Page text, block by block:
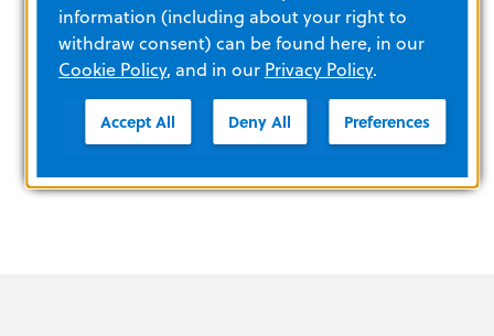
Propaq MD 概述
透過這段 10 分鐘的影片，快速了解關於 Propaq
MD 裝置的更多資訊。
information (including about your right to
withdraw consent) can be found here, in our
Cookie Policy, and in our Privacy Policy.
Accept All Deny All Preferences